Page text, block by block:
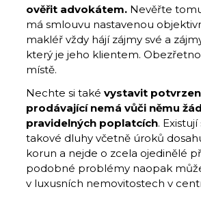
ověřit advokátem. Nevěřte
má smlouvu nastavenou
makléř vždy hájí zájmy své a
který je jeho klientem.
místě.
Nechte si také vystavit
prodávající nemá vůči němu
pravidelných poplatcích.
takové dluhy včetně úroků
korun a nejde o zcela ojedinělé
podobné problémy naopak
v luxusních nemovitostech v